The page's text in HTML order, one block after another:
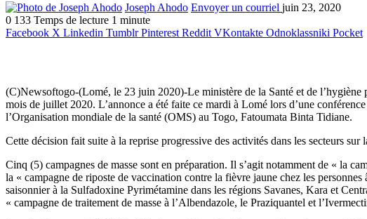
Joseph Ahodo Envoyer un courriel juin 23, 2020
0 133 Temps de lecture 1 minute
Facebook X Linkedin Tumblr Pinterest Reddit VKontakte Odnoklassniki Pocket
(C)Newsoftogo-(Lomé, le 23 juin 2020)-Le ministère de la Santé et de l’hygiène
mois de juillet 2020. L’annonce a été faite ce mardi à Lomé lors d’une
l’Organisation mondiale de la santé (OMS) au Togo, Fatoumata Binta Tidiane.
Cette décision fait suite à la reprise progressive des activités dans les secteurs
Cinq (5) campagnes de masse sont en préparation. Il s’agit notamment de « la
la « campagne de riposte de vaccination contre la fièvre jaune chez les
saisonnier à la Sulfadoxine Pyrimétamine dans les régions Savanes, Kara et
« campagne de traitement de masse à l’Albendazole, le Praziquantel et